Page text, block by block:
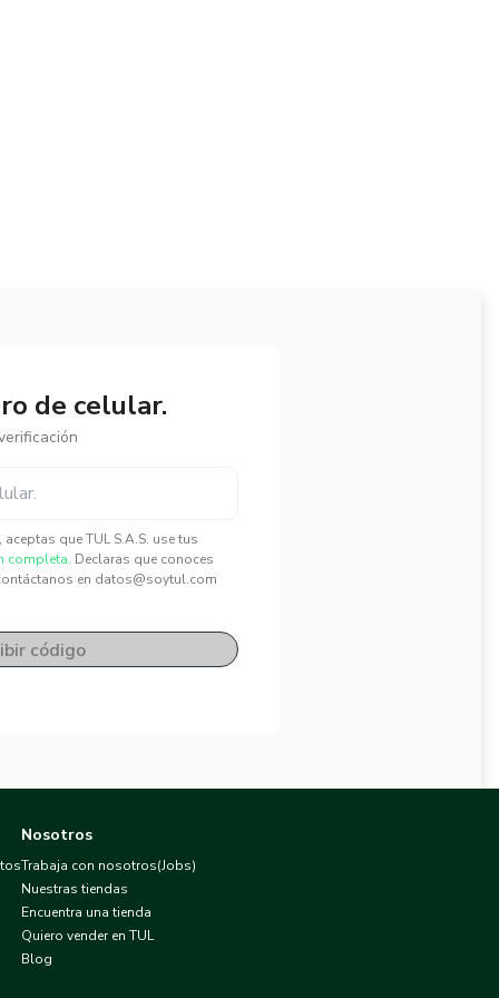
de celular.
que TUL S.A.S. use tus
completa. Declaras que conoces
en datos@soytul.com
código
Nosotros
Trabaja con nosotros(Jobs)
Nuestras tiendas
Encuentra una tienda
Quiero vender en TUL
Blog